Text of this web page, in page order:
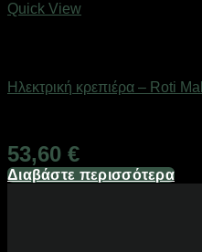
Quick View
Ηλεκτρική κρεπιέρα – Roti
53,60 €
Διαβάστε περισσότερα